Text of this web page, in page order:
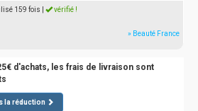
159 fois vérifié !
» Beauté France
d'achats, les frais de livraison sont
la réduction